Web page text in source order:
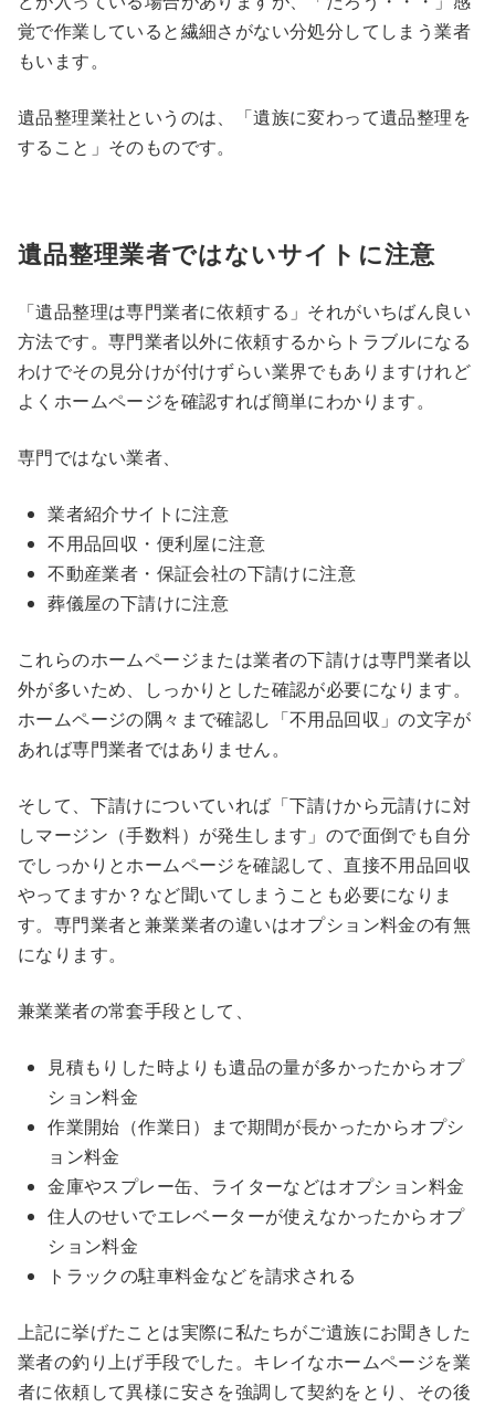
覚で作業していると繊細さがない分処分してしまう業者
もいます。
遺品整理業社というのは、
「遺族に変わって遺品整理を
すること」 そのものです。
遺品整理業者ではないサイトに注意
「遺品整理は専門業者に依頼する」 それがいちばん良い
方法です。専門業者以外に依頼するからトラブルになる
わけでその見分けが付けずらい業界でもありますけれど
よくホームページを確認すれば簡単にわかります。
専門ではない業者、
業者紹介サイトに注意
不用品回収・便利屋に注意
不動産業者・保証会社の下請けに注意
葬儀屋の下請けに注意
これらのホームページまたは業者の下請けは専門業者以
外が多いため、しっかりとした確認が必要になります。
ホームページの隅々まで確認し「不用品回収」の文字が
あれば専門業者ではありません。
そして、下請けについていれば 「下請けから元請けに対
しマージン（手数料）が発生します」 ので面倒でも自分
でしっかりとホームページを確認して、直接不用品回収
やってますか？など聞いてしまうことも必要になりま
す。専門業者と兼業業者の違いはオプション料金の有無
になります。
兼業業者の常套手段として、
見積もりした時よりも遺品の量が多かったからオプ
ション料金
作業開始（作業日）まで期間が長かったからオプシ
ョン料金
金庫やスプレー缶、ライターなどはオプション料金
住人のせいでエレベーターが使えなかったからオプ
ション料金
トラックの駐車料金などを請求される
上記に挙げたことは実際に私たちがご遺族にお聞きした
業者の釣り上げ手段でした。キレイなホームページを業
者に依頼して異様に安さを強調して契約をとり、その後